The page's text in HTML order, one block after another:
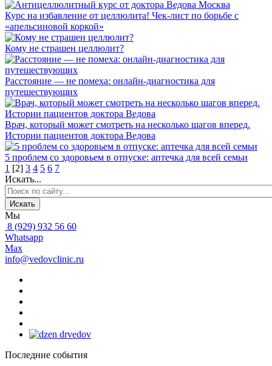
Курс на избавление от целлюлита! Чек-лист по борьбе с
«апельсиновой коркой»
Кому не страшен целлюлит?
Расстояние — не помеха: онлайн-диагностика для
путешествующих
Врач, который может смотреть на несколько шагов вперед.
Истории пациентов доктора Ведова
5 проблем со здоровьем в отпуске: аптечка для всей семьи
1 [2] 3 4 5 6 7
Искать...
Искать
Мы
8 (929) 932 56 60
Whatsapp
Max
info@vedovclinic.ru
Последние события